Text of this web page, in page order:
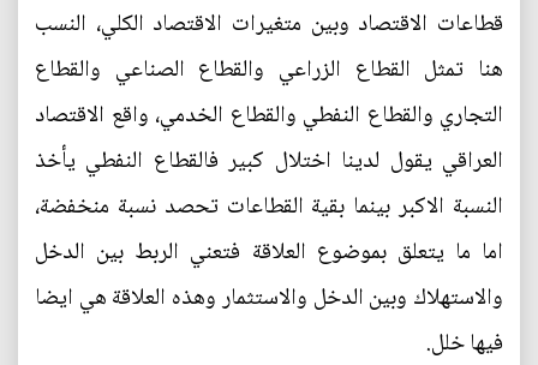
قطاعات الاقتصاد وبين متغيرات الاقتصاد الكلي، النسب
هنا تمثل القطاع الزراعي والقطاع الصناعي والقطاع
التجاري والقطاع النفطي والقطاع الخدمي، واقع الاقتصاد
العراقي يقول لدينا اختلال كبير فالقطاع النفطي يأخذ
النسبة الاكبر بينما بقية القطاعات تحصد نسبة منخفضة،
اما ما يتعلق بموضوع العلاقة فتعني الربط بين الدخل
والاستهلاك وبين الدخل والاستثمار وهذه العلاقة هي ايضا
فيها خلل.